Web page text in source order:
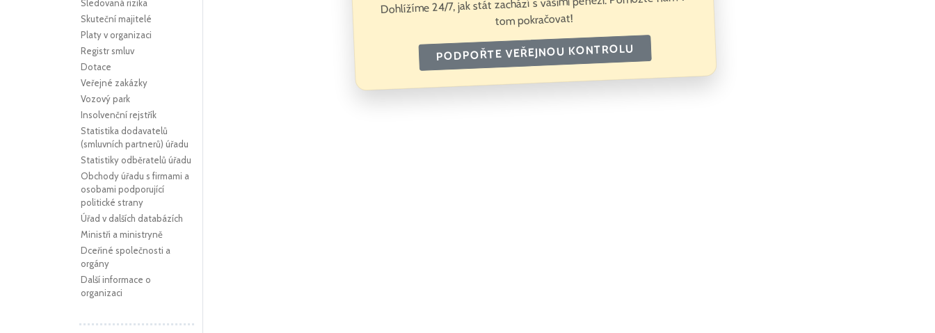
Sledovaná rizika
Skuteční majitelé
Platy v organizaci
Registr smluv
Dotace
Veřejné zakázky
Vozový park
Insolvenční rejstřík
Statistika dodavatelů
(smluvních partnerů) úřadu
Statistiky odběratelů úřadu
Obchody úřadu s firmami a
osobami podporující
politické strany
Úřad v dalších databázích
Ministři a ministryně
Dceřiné společnosti a
orgány
Další informace o
organizaci
tom pokračovat!
PODPOŘTE VEŘEJNOU KONTROLU